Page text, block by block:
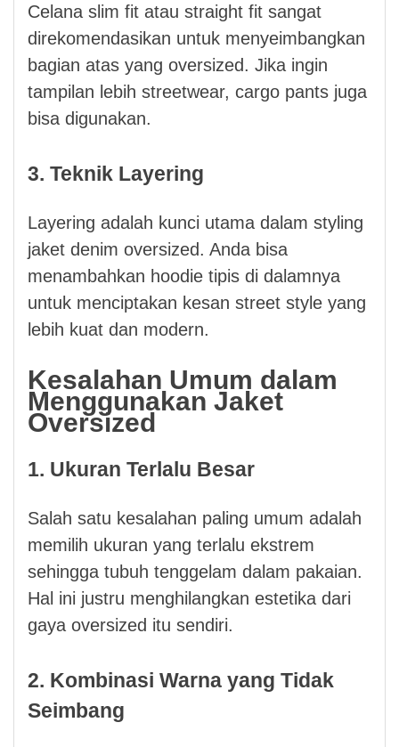
Celana slim fit atau straight fit sangat
direkomendasikan untuk menyeimbangkan
bagian atas yang oversized. Jika ingin
tampilan lebih streetwear, cargo pants juga
bisa digunakan.
3. Teknik Layering
Layering adalah kunci utama dalam styling
jaket denim oversized. Anda bisa
menambahkan hoodie tipis di dalamnya
untuk menciptakan kesan street style yang
lebih kuat dan modern.
Kesalahan Umum dalam
Menggunakan Jaket
Oversized
1. Ukuran Terlalu Besar
Salah satu kesalahan paling umum adalah
memilih ukuran yang terlalu ekstrem
sehingga tubuh tenggelam dalam pakaian.
Hal ini justru menghilangkan estetika dari
gaya oversized itu sendiri.
2. Kombinasi Warna yang Tidak
Seimbang